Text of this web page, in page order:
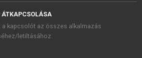
ÁTKAPCSOLÁSA
a kapcsolót az összes alkalmazás
letiltásához.